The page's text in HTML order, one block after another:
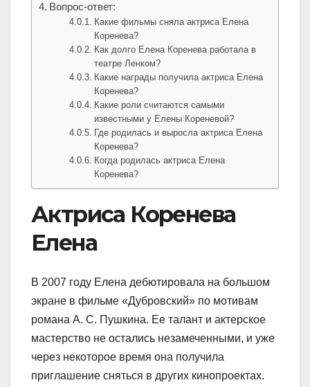
Вопрос-ответ:
Какие фильмы сняла актриса Елена
Коренева?
Как долго Елена Коренева работала в
театре Ленком?
Какие награды получила актриса Елена
Коренева?
Какие роли считаются самыми
известными у Елены Кореневой?
Где родилась и выросла актриса Елена
Коренева?
Когда родилась актриса Елена
Коренева?
Актриса Коренева
Елена
В 2007 году Елена дебютировала на большом
экране в фильме «Дубровский» по мотивам
романа А. С. Пушкина. Ее талант и актерское
мастерство не остались незамеченными, и уже
через некоторое время она получила
приглашение сняться в других кинопроектах.